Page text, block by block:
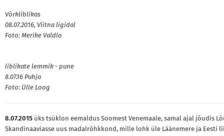
Võrkliblikas
08.07.2016, Viitna ligidal
Foto: Merike Valdlo
liblikate lemmik - pune
8.07.16 Puhja
Foto: Ülle Loog
8.07.2015 üks tsüklon eemaldus Soomest Venemaale, samal ajal jõudis
Skandinaaviasse uus madalrõhkkond, mille lohk üle Läänemere ja Eesti